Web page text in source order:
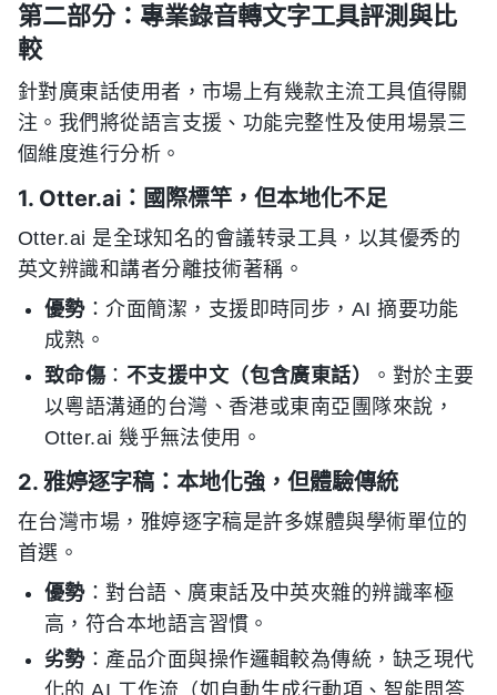
第二部分：專業錄音轉文字工具評測與比
較
針對廣東話使用者，市場上有幾款主流工具值得關
注。我們將從語言支援、功能完整性及使用場景三
個維度進行分析。
1. Otter.ai：國際標竿，但本地化不足
Otter.ai 是全球知名的會議转录工具，以其優秀的
英文辨識和講者分離技術著稱。
優勢：介面簡潔，支援即時同步，AI 摘要功能
成熟。
致命傷： 不支援中文（包含廣東話）
。對於主要
以粵語溝通的台灣、香港或東南亞團隊來說，
Otter.ai 幾乎無法使用。
2. 雅婷逐字稿：本地化強，但體驗傳統
在台灣市場，雅婷逐字稿是許多媒體與學術單位的
首選。
優勢：對台語、廣東話及中英夾雜的辨識率極
高，符合本地語言習慣。
劣勢：產品介面與操作邏輯較為傳統，缺乏現代
化的 AI 工作流（如自動生成行動項、智能問答